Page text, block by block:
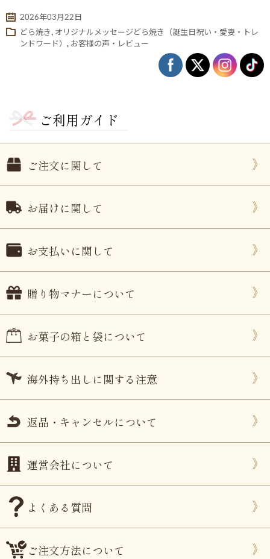
フト5選
2026年03月22日
どら焼き, オリジナルメッセージどら焼き（誕生日祝い・愛妻・トレ
ンドワード） , お客様の声・レビュー
ご利用ガイド
ご注文に関して
お届けに関して
お支払いに関して
贈り物マナーについて
お菓子の箱と袋について
海外持ち出しに関する注意
返品・キャンセルについて
運営会社について
よくある質問
ご注文方法について